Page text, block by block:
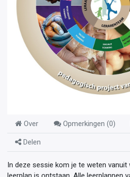
Over Opmerkingen (0)
Delen
In deze sessie kom je te weten